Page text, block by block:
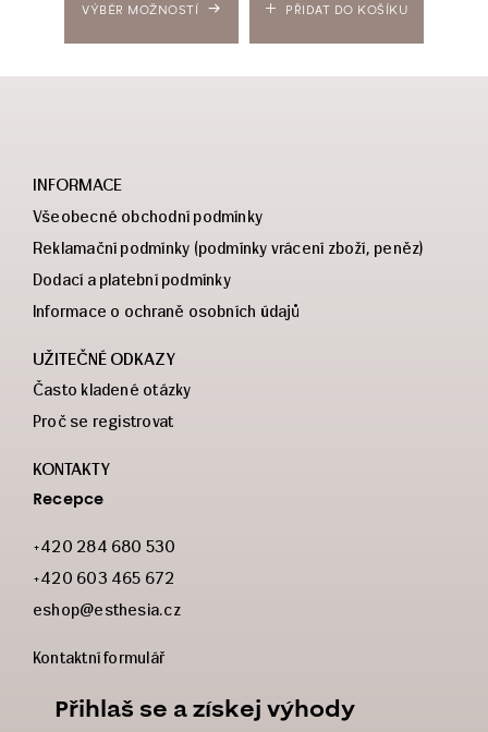
VÝBĚR MOŽNOSTÍ PŘIDAT DO KOŠÍKU
INFORMACE
Všeobecné obchodní podmínky
Reklamační podmínky (podmínky vrácení zboží, peněz)
Dodací a platební podmínky
Informace o ochraně osobních údajů
UŽITEČNÉ ODKAZY
Často kladené otázky
Proč se registrovat
KONTAKTY
Recepce
+420 284 680 530
+420 603 465 672
eshop@esthesia.cz
Kontaktní formulář
Přihlaš se a získej výhody